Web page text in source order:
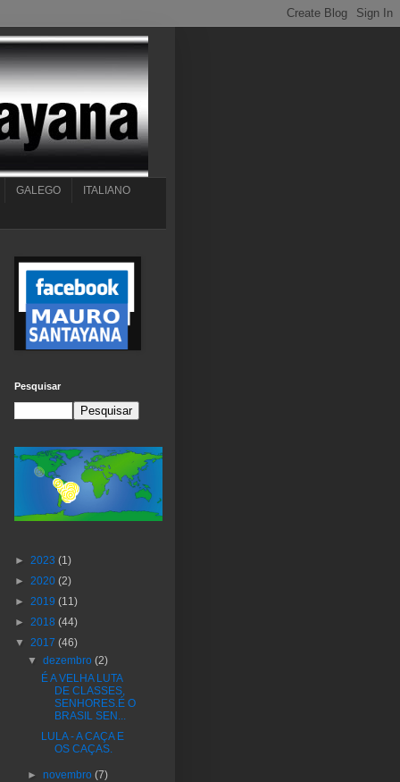
GALEGO ITALIANO
Pesquisar
► 2023 (1)
► 2020 (2)
► 2019 (11)
► 2018 (44)
▼ 2017 (46)
▼dezembro(2)
É A VELHA LUTA
DE CLASSES,
SENHORES.É O
BRASIL SEN...
LULA - A CAÇA E
OS CAÇAS.
►novembro(7)